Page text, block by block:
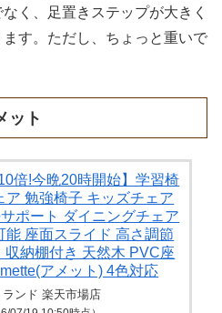
く、足置きステップが大きく
す。ただし、ちょっと重いで
ット
倍!今晩20時開始】学習椅
ア 勉強椅子 キッズチェア
ポート ダイニングチェア
能 座面スライド 高さ調節
収納棚付き 天然木 PVC座
アメット) 4色対応
ンド 楽天市場店